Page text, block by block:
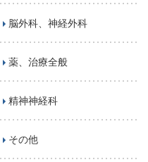
脳外科、神経外科
薬、治療全般
精神神経科
その他